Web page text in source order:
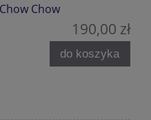
Chow
190,00 zł
do koszyka